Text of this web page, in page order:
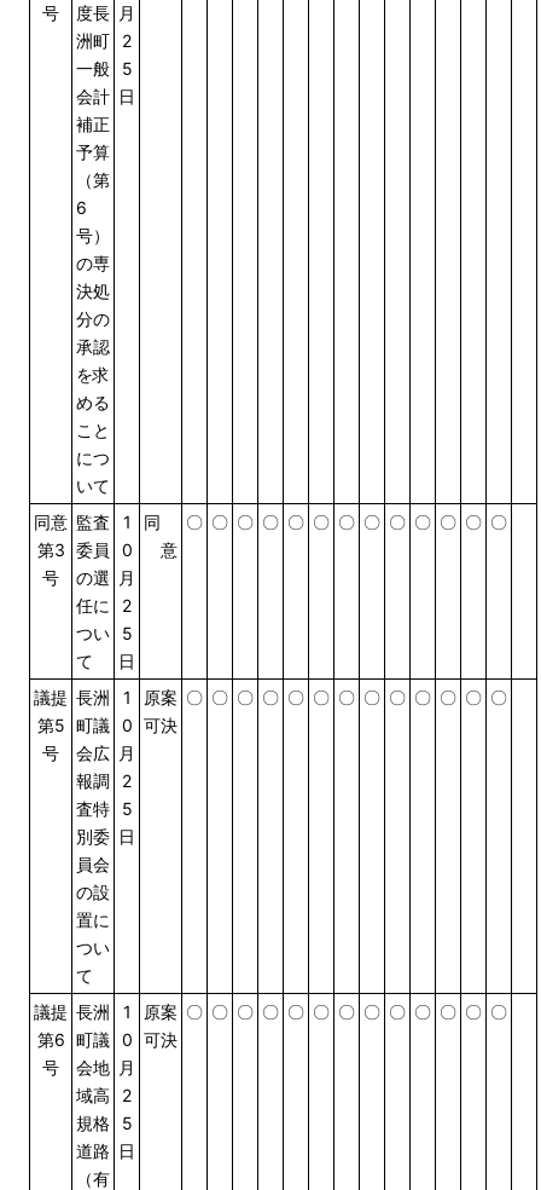
号
度長
洲町
一般
会計
補正
予算
（第
6
号）
の専
決処
分の
承認
を求
める
こと
につ
いて
月
2
5
日
同意
第3
号
監査
委員
の選
任に
つい
て
1
0
月
2
5
日
同
意
〇 〇 〇 〇 〇 〇 〇 〇 〇 〇 〇 〇 〇
議提
第5
号
長洲
町議
会広
報調
査特
別委
員会
の設
置に
つい
て
1
0
月
2
5
日
原案
可決
〇 〇 〇 〇 〇 〇 〇 〇 〇 〇 〇 〇 〇
議提
第6
号
長洲
町議
会地
域高
規格
道路
（有
1
0
月
2
5
日
原案
可決
〇 〇 〇 〇 〇 〇 〇 〇 〇 〇 〇 〇 〇